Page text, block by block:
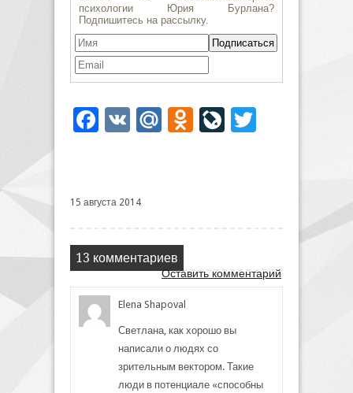
Facebook
VK Mail.Ru Odnoklassniki
LiveJournal
15 августа 2014
13 комментариев
Оставить комментарий
Elena Shapoval
Светлана, как хорошо вы
написали о людях со
зрительным вектором. Такие
люди в потенциале «способны